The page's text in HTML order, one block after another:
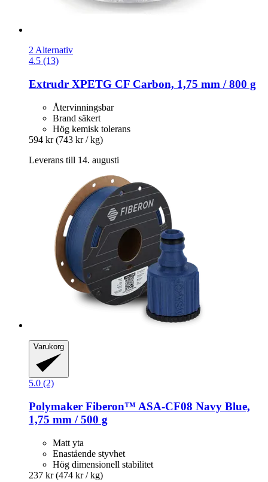
2 Alternativ
4.5 (13)
Extrudr XPETG CF Carbon, 1,75 mm / 800 g
Återvinningsbar
Brand säkert
Hög kemisk tolerans
594 kr (743 kr / kg)
Leverans till 14. augusti
Varukorg
5.0 (2)
Polymaker Fiberon™ ASA-​CF08 Navy Blue,
1,75 mm / 500 g
Matt yta
Enastående styvhet
Hög dimensionell stabilitet
237 kr (474 kr / kg)